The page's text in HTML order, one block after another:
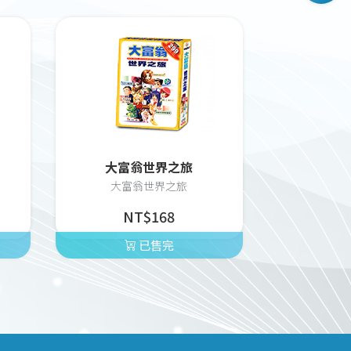
大富翁世界之旅
大富翁世界之旅
NT$168
已售完